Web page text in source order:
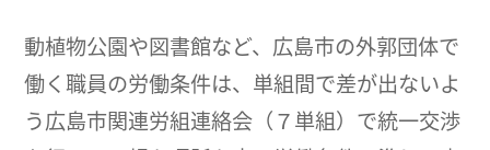
動植物公園や図書館など、広島市の外郭団体で
働く職員の労働条件は、単組間で差が出ないよ
う広島市関連労組連絡会（７単組）で統一交渉